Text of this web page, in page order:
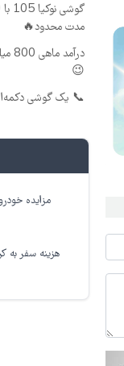
مدت محدود🔥
😉
📞 یک گوشی
مزایده
هزینه سفر به